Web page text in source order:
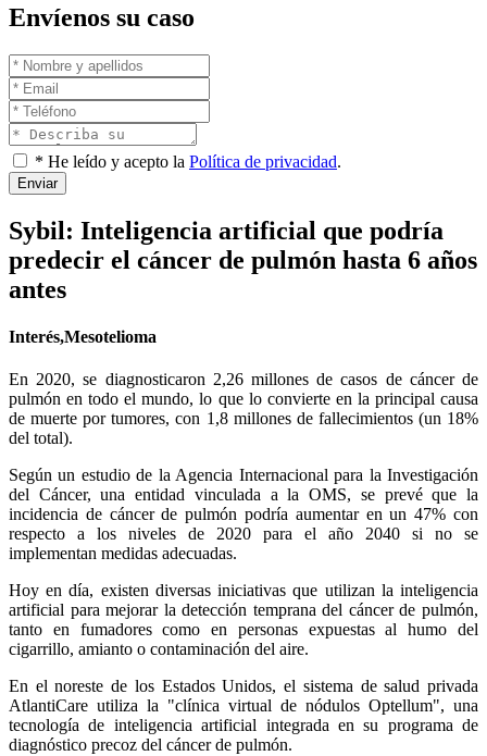
Envíenos su caso
* He leído y acepto la Política de privacidad.
Enviar
Sybil: Inteligencia artificial que podría
predecir el cáncer de pulmón hasta 6 años
antes
Interés,Mesotelioma
En 2020, se diagnosticaron 2,26 millones de casos de cáncer de
pulmón en todo el mundo, lo que lo convierte en la principal causa
de muerte por tumores, con 1,8 millones de fallecimientos (un 18%
del total).
Según un estudio de la Agencia Internacional para la Investigación
del Cáncer, una entidad vinculada a la OMS, se prevé que la
incidencia de cáncer de pulmón podría aumentar en un 47% con
respecto a los niveles de 2020 para el año 2040 si no se
implementan medidas adecuadas.
Hoy en día, existen diversas iniciativas que utilizan la inteligencia
artificial para mejorar la detección temprana del cáncer de pulmón,
tanto en fumadores como en personas expuestas al humo del
cigarrillo, amianto o contaminación del aire.
En el noreste de los Estados Unidos, el sistema de salud privada
AtlantiCare utiliza la "clínica virtual de nódulos Optellum", una
tecnología de inteligencia artificial integrada en su programa de
diagnóstico precoz del cáncer de pulmón.